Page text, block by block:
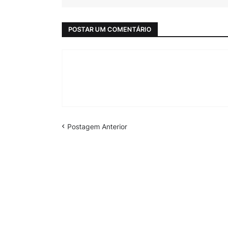
POSTAR UM COMENTÁRIO
Postagem Anterior